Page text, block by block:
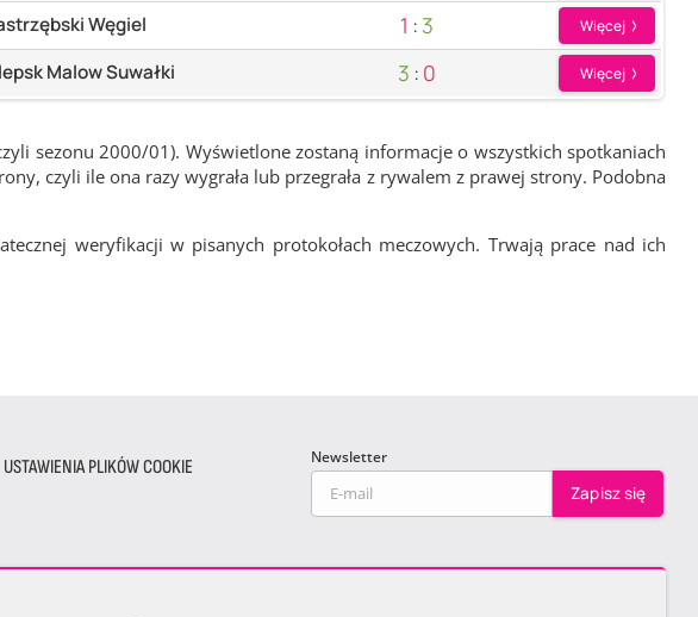
Węgiel 1 : 3 Więcej
Malow Suwałki 3 : 0 Więcej
sezonu 2000/01). Wyświetlone zostaną informacje o wszystkich spotkaniach
czyli ile ona razy wygrała lub przegrała z rywalem z prawej strony. Podobna
weryfikacji w pisanych protokołach meczowych. Trwają prace nad ich
USTAWIENIA PLIKÓW COOKIE Newsletter